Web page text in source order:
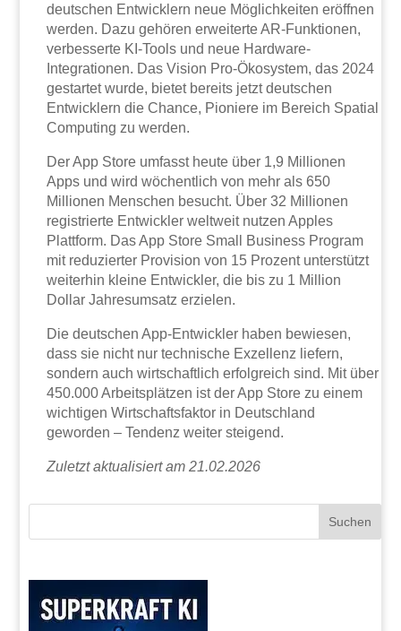
deutschen Entwicklern neue Möglichkeiten eröffnen
werden. Dazu gehören erweiterte AR-Funktionen,
verbesserte KI-Tools und neue Hardware-
Integrationen. Das Vision Pro-Ökosystem, das 2024
gestartet wurde, bietet bereits jetzt deutschen
Entwicklern die Chance, Pioniere im Bereich Spatial
Computing zu werden.
Der App Store umfasst heute über 1,9 Millionen
Apps und wird wöchentlich von mehr als 650
Millionen Menschen besucht. Über 32 Millionen
registrierte Entwickler weltweit nutzen Apples
Plattform. Das App Store Small Business Program
mit reduzierter Provision von 15 Prozent unterstützt
weiterhin kleine Entwickler, die bis zu 1 Million
Dollar Jahresumsatz erzielen.
Die deutschen App-Entwickler haben bewiesen,
dass sie nicht nur technische Exzellenz liefern,
sondern auch wirtschaftlich erfolgreich sind. Mit über
450.000 Arbeitsplätzen ist der App Store zu einem
wichtigen Wirtschaftsfaktor in Deutschland
geworden – Tendenz weiter steigend.
Zuletzt aktualisiert am 21.02.2026